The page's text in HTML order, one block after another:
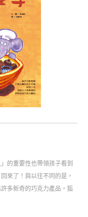
的重要性也帶領孩子看到
來了！與以往不同的是，
多新奇的巧克力產品，狐